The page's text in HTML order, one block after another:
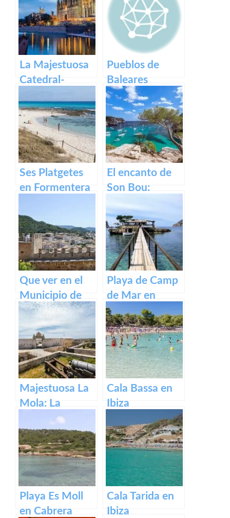
La Majestuosa
Catedral-
Santa María en
Mallorca.
Pueblos de
Baleares
Ses Platgetes
en Formentera
El encanto de
Son Bou:
belleza de
Menorca
Que ver en el
Municipio de
Capdepera en
Baleares
Playa de Camp
de Mar en
Mallorca
Majestuosa La
Mola: La
Fortaleza de
Menorca
Cala Bassa en
Ibiza
Playa Es Moll
en Cabrera
Cala Tarida en
Ibiza